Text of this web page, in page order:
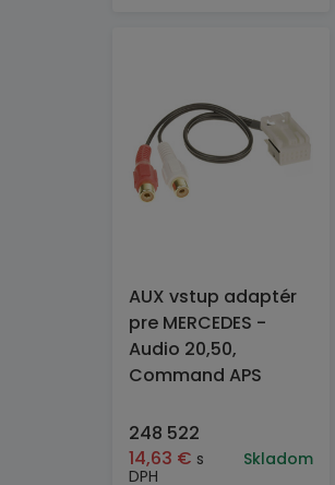
AUX vstup adaptér
pre MERCEDES -
Audio 20,50,
Command APS
248 522
14,63 € s
DPH
Skladom